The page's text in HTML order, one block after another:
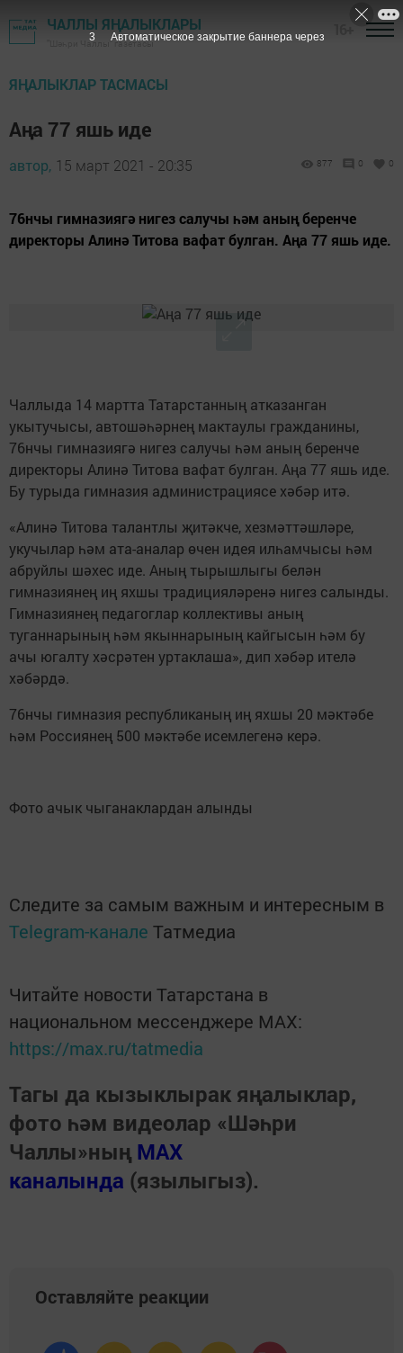
ЧАЛЛЫ ЯҢАЛЫКЛАРЫ
"Шәһри Чаллы" газетасы
ЯҢАЛЫКЛАР ТАСМАСЫ
Аңа 77 яшь иде
автор, 15 март 2021 - 20:35 877 0 0
76нчы гимназиягә нигез салучы һәм аның беренче
директоры Алинә Титова вафат булган. Аңа 77 яшь иде.
Чаллыда 14 мартта Татарстанның атказанган
укытучысы, автошәһәрнең мактаулы гражданины,
76нчы гимназиягә нигез салучы һәм аның беренче
директоры Алинә Титова вафат булган. Аңа 77 яшь иде.
Бу турыда гимназия администрациясе хәбәр итә.
«Алинә Титова талантлы җитәкче, хезмәттәшләре,
укучылар һәм ата-аналар өчен идея илһамчысы һәм
абруйлы шәхес иде. Аның тырышлыгы белән
гимназиянең иң яхшы традицияләренә нигез салынды.
Гимназиянең педагоглар коллективы аның
туганнарының һәм якыннарының кайгысын һәм бу
ачы югалту хәсрәтен уртаклаша», дип хәбәр ителә
хәбәрдә.
76нчы гимназия республиканың иң яхшы 20 мәктәбе
һәм Россиянең 500 мәктәбе исемлегенә керә.
Фото ачык чыганаклардан алынды
Следите за самым важным и интересным в
Telegram-канале Татмедиа
Читайте новости Татарстана в
национальном мессенджере MАХ:
https://max.ru/tatmedia
Тагы да кызыклырак яңалыклар,
фото һәм видеолар «Шәһри
Чаллы»ның MAX
каналында (язылыгыз).
Оставляйте реакции
2 Автоматическое закрытие баннера через